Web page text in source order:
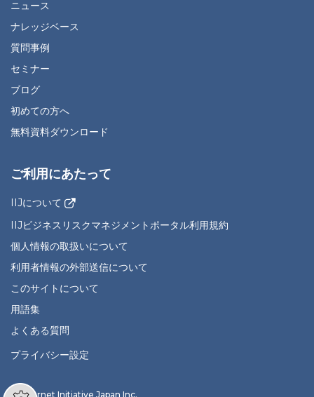
ニュース
ナレッジベース
質問事例
セミナー
ブログ
初めての方へ
無料資料ダウンロード
ご利用にあたって
IIJについて
IIJビジネスリスクマネジメントポータル利用規約
個人情報の取扱いについて
利用者情報の外部送信について
このサイトについて
用語集
よくある質問
プライバシー設定
© Internet Initiative Japan Inc.